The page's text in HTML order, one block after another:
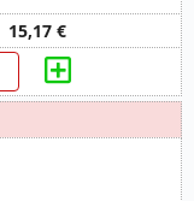
15,17 €